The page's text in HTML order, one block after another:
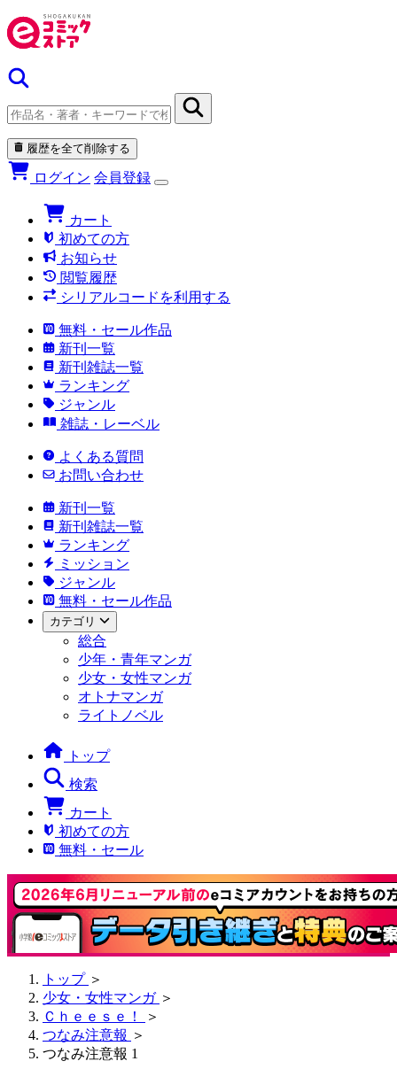
履歴を全て削除する
ログイン 会員登録
カート
初めての方
お知らせ
閲覧履歴
シリアルコードを利用する
無料・セール作品
新刊一覧
新刊雑誌一覧
ランキング
ジャンル
雑誌・レーベル
よくある質問
お問い合わせ
新刊一覧
新刊雑誌一覧
ランキング
ミッション
ジャンル
無料・セール作品
カテゴリ
総合
少年・青年マンガ
少女・女性マンガ
オトナマンガ
ライトノベル
トップ
検索
カート
初めての方
無料・セール
トップ ＞
少女・女性マンガ ＞
Ｃｈｅｅｓｅ！
＞
つなみ注意報 ＞
つなみ注意報 1